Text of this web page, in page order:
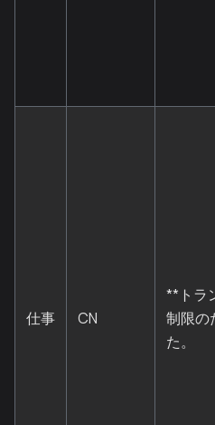
仕事 CN
**トラ
制限の
た。